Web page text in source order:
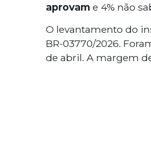
aprovam e 4% não
O levantamento do
BR-03770/2026.
de abril. A margem